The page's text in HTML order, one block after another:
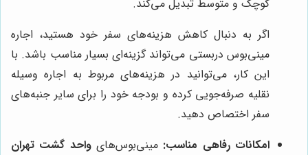
کوچک و متوسط تبدیل می‌کند.
اگر به دنبال کاهش هزینه‌های سفر خود هستید، اجاره
مینی‌بوس دربستی می‌تواند گزینه‌ای بسیار مناسب باشد. با
این کار، می‌توانید در هزینه‌های مربوط به اجاره وسیله
نقلیه صرفه‌جویی کرده و بودجه خود را برای سایر جنبه‌های
سفر اختصاص دهید.
امکانات رفاهی مناسب: مینی‌بوس‌هایواحد گشت تهران